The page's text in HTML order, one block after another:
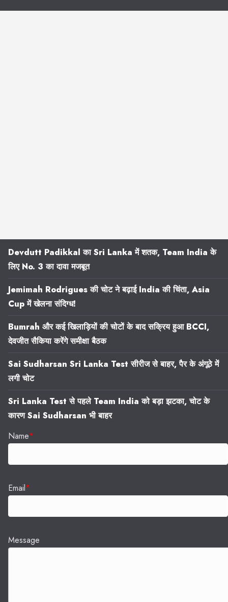
Devdutt Padikkal का Sri Lanka में शतक, Team India के
लिए No. 3 का दावा मजबूत
Jemimah Rodrigues की चोट ने बढ़ाई India की चिंता, Asia
Cup में खेलना संदिग्ध!
Bumrah और कई खिलाड़ियों की चोटों के बाद सक्रिय हुआ BCCI,
देवजीत सैकिया करेंगे समीक्षा बैठक
Sai Sudharsan Sri Lanka Test सीरीज से बाहर, पैर के अंगूठे में
लगी चोट
Sri Lanka Test से पहले Team India को बड़ा झटका, चोट के
कारण Sai Sudharsan भी बाहर
Name*
Email*
Message